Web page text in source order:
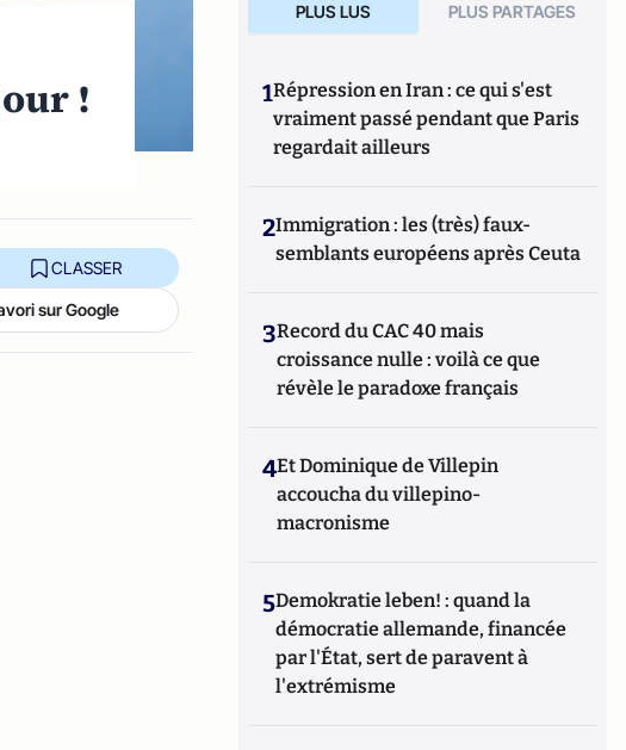
!
CLASSER
sur Google
PLUS LUS PLUS PARTAGES
1Répression en Iran : ce qui s'est
vraiment passé pendant que Paris
regardait ailleurs
2Immigration : les (très) faux-
semblants européens après Ceuta
3Record du CAC 40 mais
croissance nulle : voilà ce que
révèle le paradoxe français
4Et Dominique de Villepin
accoucha du villepino-
macronisme
5Demokratie leben! : quand la
démocratie allemande, financée
par l'État, sert de paravent à
l'extrémisme